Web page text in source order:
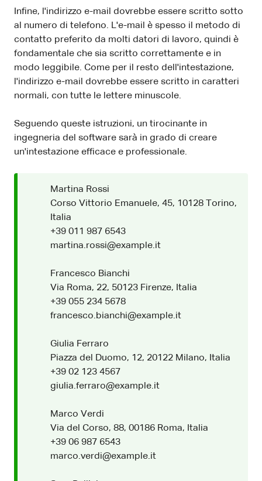
Infine, l'indirizzo e-mail dovrebbe essere scritto sotto
al numero di telefono. L'e-mail è spesso il metodo di
contatto preferito da molti datori di lavoro, quindi è
fondamentale che sia scritto correttamente e in
modo leggibile. Come per il resto dell'intestazione,
l'indirizzo e-mail dovrebbe essere scritto in caratteri
normali, con tutte le lettere minuscole.
Seguendo queste istruzioni, un tirocinante in
ingegneria del software sarà in grado di creare
un'intestazione efficace e professionale.
Martina Rossi
Corso Vittorio Emanuele, 45, 10128 Torino,
Italia
+39 011 987 6543
martina.rossi@example.it
Francesco Bianchi
Via Roma, 22, 50123 Firenze, Italia
+39 055 234 5678
francesco.bianchi@example.it
Giulia Ferraro
Piazza del Duomo, 12, 20122 Milano, Italia
+39 02 123 4567
giulia.ferraro@example.it
Marco Verdi
Via del Corso, 88, 00186 Roma, Italia
+39 06 987 6543
marco.verdi@example.it